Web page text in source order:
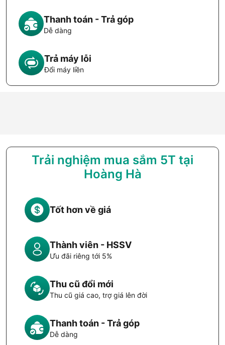
Thanh toán - Trả góp
Dễ dàng
Trả máy lỗi
Đổi máy liền
Trải nghiệm mua sắm 5T tại
Hoàng Hà
Tốt hơn về giá
Thành viên - HSSV
Ưu đãi riêng tới 5%
Thu cũ đổi mới
Thu cũ giá cao, trợ giá lên đời
Thanh toán - Trả góp
Dễ dàng